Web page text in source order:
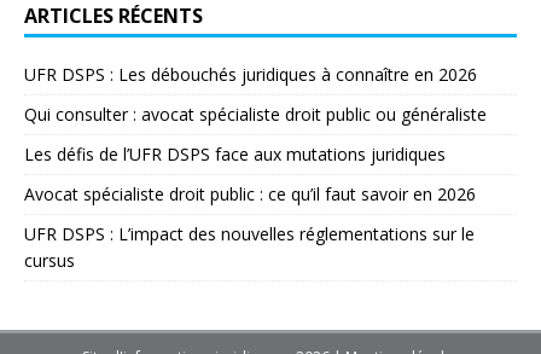
ARTICLES RÉCENTS
UFR DSPS : Les débouchés juridiques à connaître en 2026
Qui consulter : avocat spécialiste droit public ou généraliste
Les défis de l’UFR DSPS face aux mutations juridiques
Avocat spécialiste droit public : ce qu’il faut savoir en 2026
UFR DSPS : L’impact des nouvelles réglementations sur le
cursus